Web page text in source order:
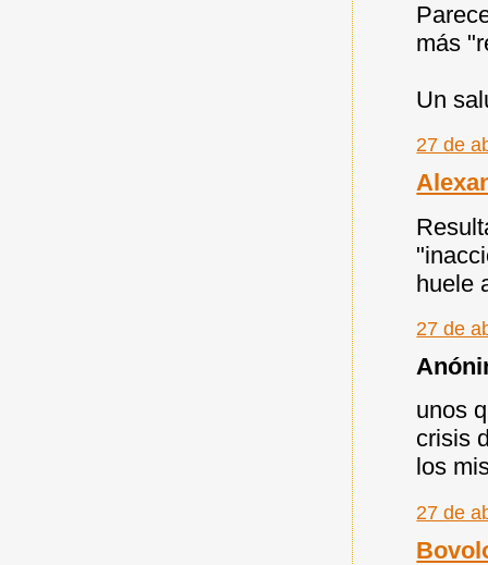
más
Un
27 de
huele
27 de
unos
crisis
los
27 de